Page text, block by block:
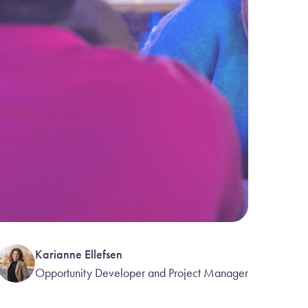
Karianne Ellefsen
Opportunity Developer and Project Manager